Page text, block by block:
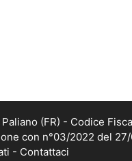
(FR) - Codice
con n°03/2022 del
- Contattaci